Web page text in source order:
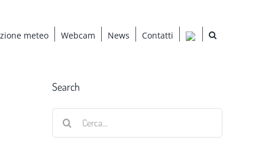
meteo Webcam News Contatti
Search